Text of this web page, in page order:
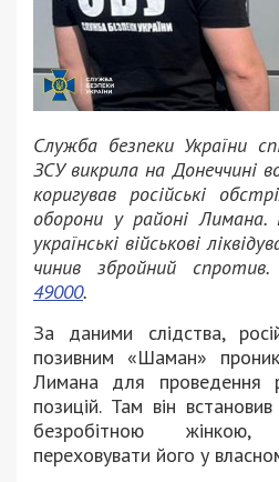
Служба безпеки України
ЗСУ викрила на Донеччині
коригував російські
оборони у районі Лимана.
українські військові
чинив збройний
49000.
За даними слідства,
позивним «Шаман»
Лимана для проведення
позицій. Там він
безробітною
переховувати його у